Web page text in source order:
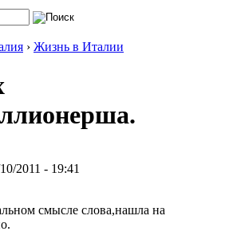
› Жизнь в Италии
2011 - 19:41
смысле слова,нашла на